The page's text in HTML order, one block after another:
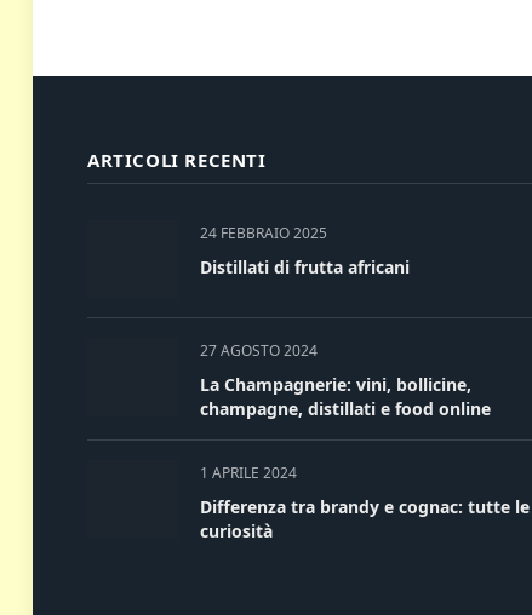
ARTICOLI RECENTI
24 FEBBRAIO 2025
Distillati di frutta africani
27 AGOSTO 2024
La Champagnerie: vini, bollicine,
champagne, distillati e food online
1 APRILE 2024
Differenza tra brandy e cognac: tutte le
curiosità